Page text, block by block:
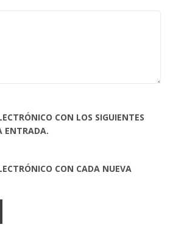
CON LOS SIGUIENTES
ENTRADA.
CON CADA NUEVA